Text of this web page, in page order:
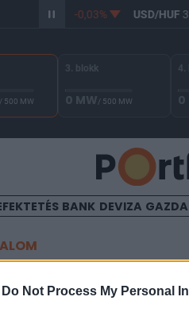
Do Not Process My Personal
365,28 -0,03% USD/HUF
/ 500 MW
3. blokk
0 MW/ 500 MW
4.
0
BANK DEVIZA
az ukrajnai